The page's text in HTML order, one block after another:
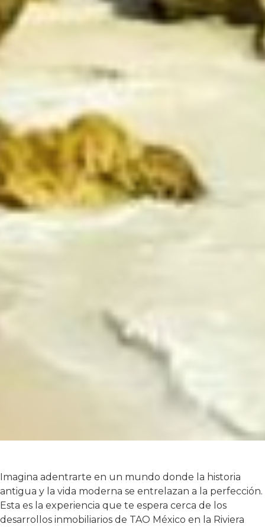
Imagina adentrarte en un mundo donde la historia
antigua y la vida moderna se entrelazan a la perfección.
Esta es la experiencia que te espera cerca de los
desarrollos inmobiliarios de TAO México en la Riviera